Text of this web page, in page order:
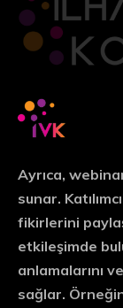
Ayrıca,
sunar.
fikirlerini
etkileşimde
anlamalarını
sağlar.